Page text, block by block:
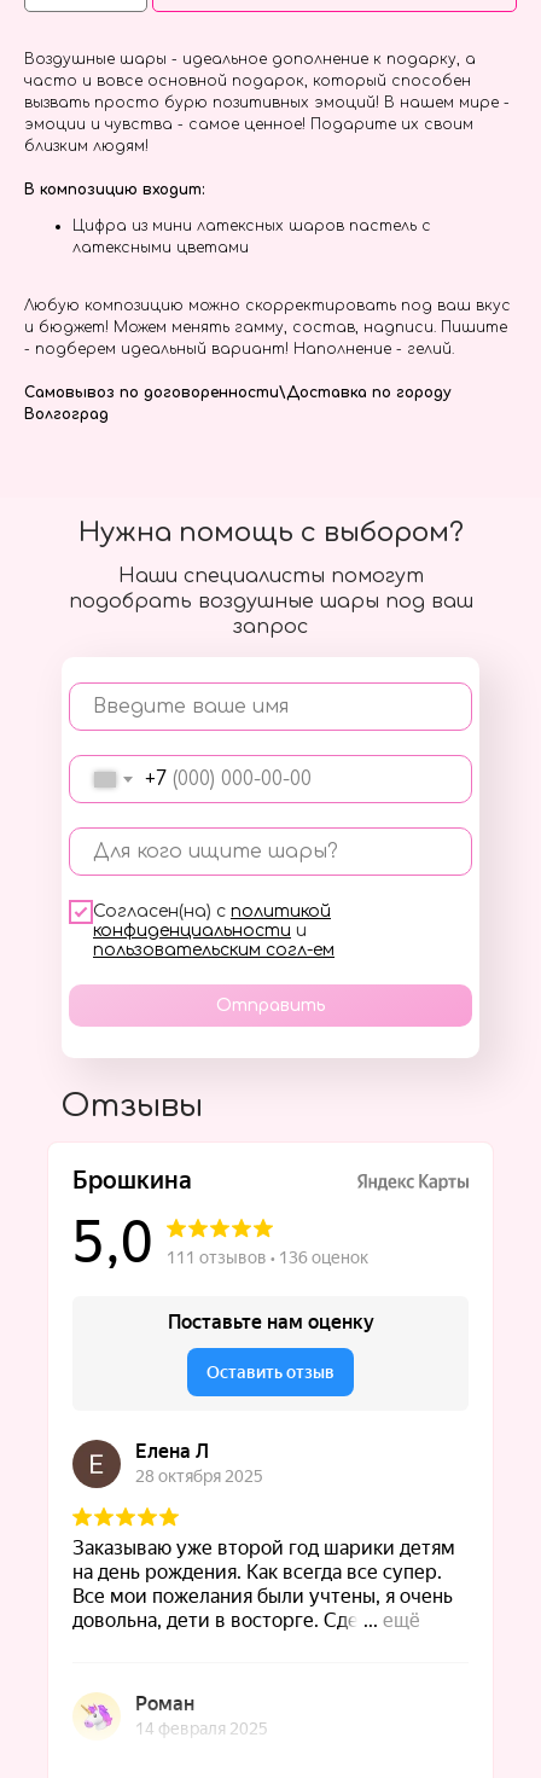
Воздушные шары - идеальное дополнение к подарку, а
часто и вовсе основной подарок, который способен
вызвать просто бурю позитивных эмоций! В нашем мире -
эмоции и чувства - самое ценное! Подарите их своим
близким людям!
В композицию входит:
Цифра из мини латексных шаров пастель с
латексными цветами
Любую композицию можно скорректировать под ваш вкус
и бюджет! Можем менять гамму, состав, надписи. Пишите
- подберем идеальный вариант! Наполнение - гелий.
Самовывоз по договоренности\Доставка по городу
Волгоград
Наши специалисты помогут
подобрать воздушные шары под ваш
запрос
Введите ваше имя
+7
Для кого ищите шары?
Согласен(на) с политикой
конфиденциальности и
пользовательским согл-ем
Отправить
Нужна помощь с выбором?
Отзывы